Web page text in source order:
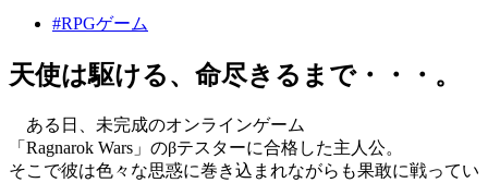
#RPGゲーム
天使は駆ける、命尽きるまで・・・。
ある日、未完成のオンラインゲーム
「Ragnarok Wars」のβテスターに合格した主人公。
そこで彼は色々な思惑に巻き込まれながらも果敢に戦ってい